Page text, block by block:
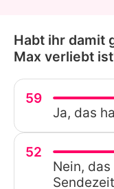
Habt ihr damit
Max verliebt
59
Ja, das
52
Nein,